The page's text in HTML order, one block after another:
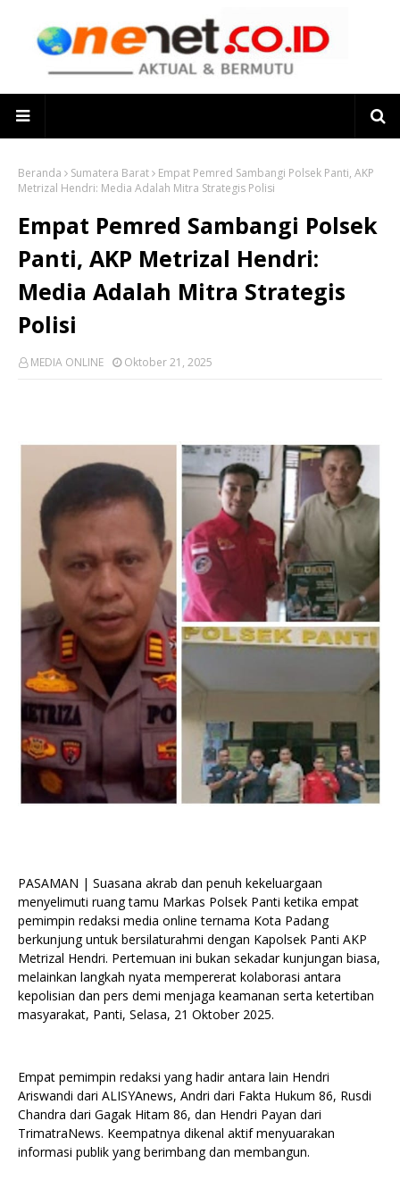
Beranda Sumatera Barat
Empat Pemred Sambangi Polsek Panti, AKP
Metrizal Hendri: Media Adalah Mitra Strategis Polisi
Empat Pemred Sambangi Polsek
Panti, AKP Metrizal Hendri:
Media Adalah Mitra Strategis
Polisi
MEDIA ONLINE Oktober 21, 2025
PASAMAN | Suasana akrab dan penuh kekeluargaan
menyelimuti ruang tamu Markas Polsek Panti ketika empat
pemimpin redaksi media online ternama Kota Padang
berkunjung untuk bersilaturahmi dengan Kapolsek Panti AKP
Metrizal Hendri. Pertemuan ini bukan sekadar kunjungan biasa,
melainkan langkah nyata mempererat kolaborasi antara
kepolisian dan pers demi menjaga keamanan serta ketertiban
masyarakat, Panti, Selasa, 21 Oktober 2025.
Empat pemimpin redaksi yang hadir antara lain Hendri
Ariswandi dari ALISYAnews, Andri dari Fakta Hukum 86, Rusdi
Chandra dari Gagak Hitam 86, dan Hendri Payan dari
TrimatraNews. Keempatnya dikenal aktif menyuarakan
informasi publik yang berimbang dan membangun.